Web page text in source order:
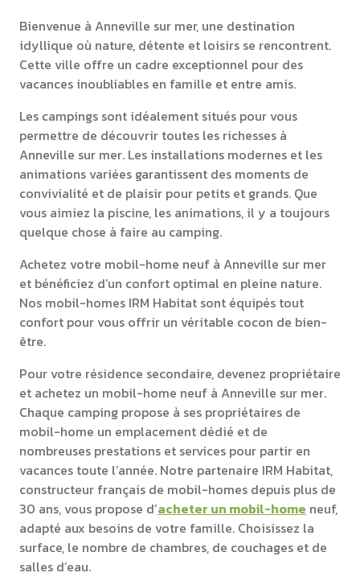
Bienvenue à Anneville sur mer, une destination
idyllique où nature, détente et loisirs se rencontrent.
Cette ville offre un cadre exceptionnel pour des
vacances inoubliables en famille et entre amis.
Les campings sont idéalement situés pour vous
permettre de découvrir toutes les richesses à
Anneville sur mer. Les installations modernes et les
animations variées garantissent des moments de
convivialité et de plaisir pour petits et grands. Que
vous aimiez la piscine, les animations, il y a toujours
quelque chose à faire au camping.
Achetez votre mobil-home neuf à Anneville sur mer
et bénéficiez d’un confort optimal en pleine nature.
Nos mobil-homes IRM Habitat sont équipés tout
confort pour vous offrir un véritable cocon de bien-
être.
Pour votre résidence secondaire, devenez propriétaire
et achetez un mobil-home neuf à Anneville sur mer.
Chaque camping propose à ses propriétaires de
mobil-home un emplacement dédié et de
nombreuses prestations et services pour partir en
vacances toute l’année. Notre partenaire IRM Habitat,
constructeur français de mobil-homes depuis plus de
30 ans, vous propose d’acheter un mobil-home neuf,
adapté aux besoins de votre famille. Choisissez la
surface, le nombre de chambres, de couchages et de
salles d’eau.